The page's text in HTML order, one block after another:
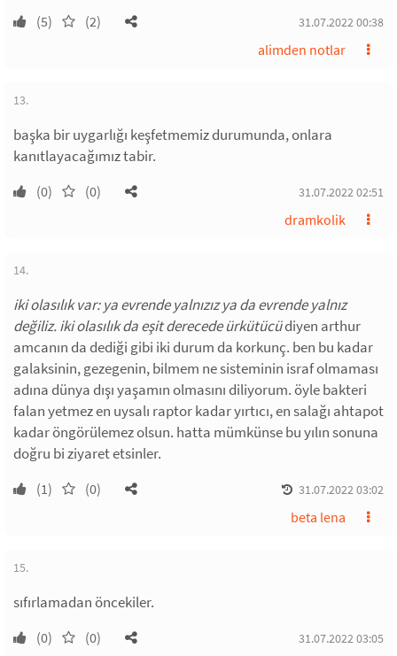
(5) (2) 31.07.2022 00:38
alimden notlar
13.
başka bir uygarlığı keşfetmemiz durumunda, onlara
kanıtlayacağımız tabir.
(0) (0) 31.07.2022 02:51
dramkolik
14.
iki olasılık var: ya evrende yalnızız ya da evrende yalnız
değiliz. iki olasılık da eşit derecede ürkütücüdiyen arthur
amcanın da dediği gibi iki durum da korkunç. ben bu kadar
galaksinin, gezegenin, bilmem ne sisteminin israf olmaması
adına dünya dışı yaşamın olmasını diliyorum. öyle bakteri
falan yetmez en uysalı raptor kadar yırtıcı, en salağı ahtapot
kadar öngörülemez olsun. hatta mümkünse bu yılın sonuna
doğru bi ziyaret etsinler.
(1) (0) 31.07.2022 03:02
beta lena
15.
sıfırlamadan öncekiler.
(0) (0) 31.07.2022 03:05